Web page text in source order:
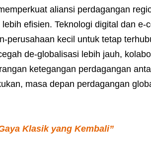
aliansi perdagangan
efisien. Teknologi digital dan e-
perusahaan kecil untuk tetap
de-globalisasi lebih jauh,
ketegangan perdagangan
masa depan perdagangan
Klasik yang Kembali”